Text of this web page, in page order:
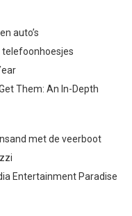
auto’s
telefoonhoesjes
Them: An In-Depth
met de veerboot
Entertainment Paradise